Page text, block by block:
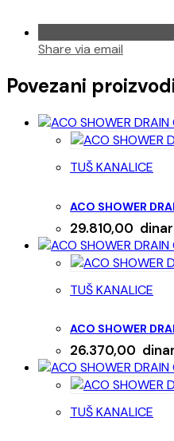
Share via email
Povezani
TUŠ KANALICE
ACO SHOWER
29.810,00
TUŠ KANALICE
ACO SHOWER
26.370,00
TUŠ KANALICE